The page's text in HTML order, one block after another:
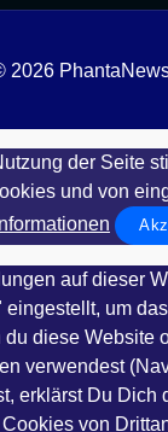
2026
der Seite
und von
auf dieser
um
diese Website
verwendest
erklärst Du Dich
von